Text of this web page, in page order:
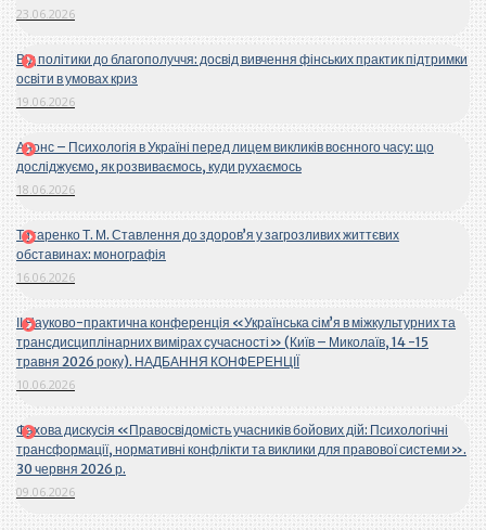
23.06.2026
Від політики до благополуччя: досвід вивчення фінських практик підтримки
освіти в умовах криз
19.06.2026
Анонс – Психологія в Україні перед лицем викликів воєнного часу: що
досліджуємо, як розвиваємось, куди рухаємось
18.06.2026
Титаренко Т. М. Ставлення до здоров’я у загрозливих життєвих
обставинах: монографія
16.06.2026
ІІ Науково-практична конференція «Українська сім’я в міжкультурних та
трансдисциплінарних вимірах сучасності» (Київ – Миколаїв, 14 -15
травня 2026 року). НАДБАННЯ КОНФЕРЕНЦІЇ
10.06.2026
Фахова дискусія «Правосвідомість учасників бойових дій: Психологічні
трансформації, нормативні конфлікти та виклики для правової системи».
30 червня 2026 р.
09.06.2026